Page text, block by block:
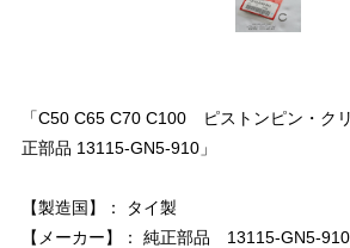
「C50 C65 C70 C100 ピストンピン・
正部品 13115-GN5-910」
【製造国】： タイ製
【メーカー】： 純正部品 13115-GN5-910